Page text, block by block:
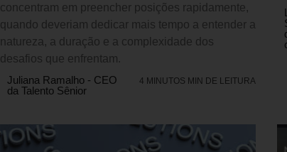
concentram em preencher posições rapidamente,
quando deveriam dedicar mais tempo a entender a
natureza, a duração e a complexidade dos
desafios que enfrentam.
Juliana Ramalho - CEO
da Talento Sênior
4 MINUTOS MIN DE LEITURA